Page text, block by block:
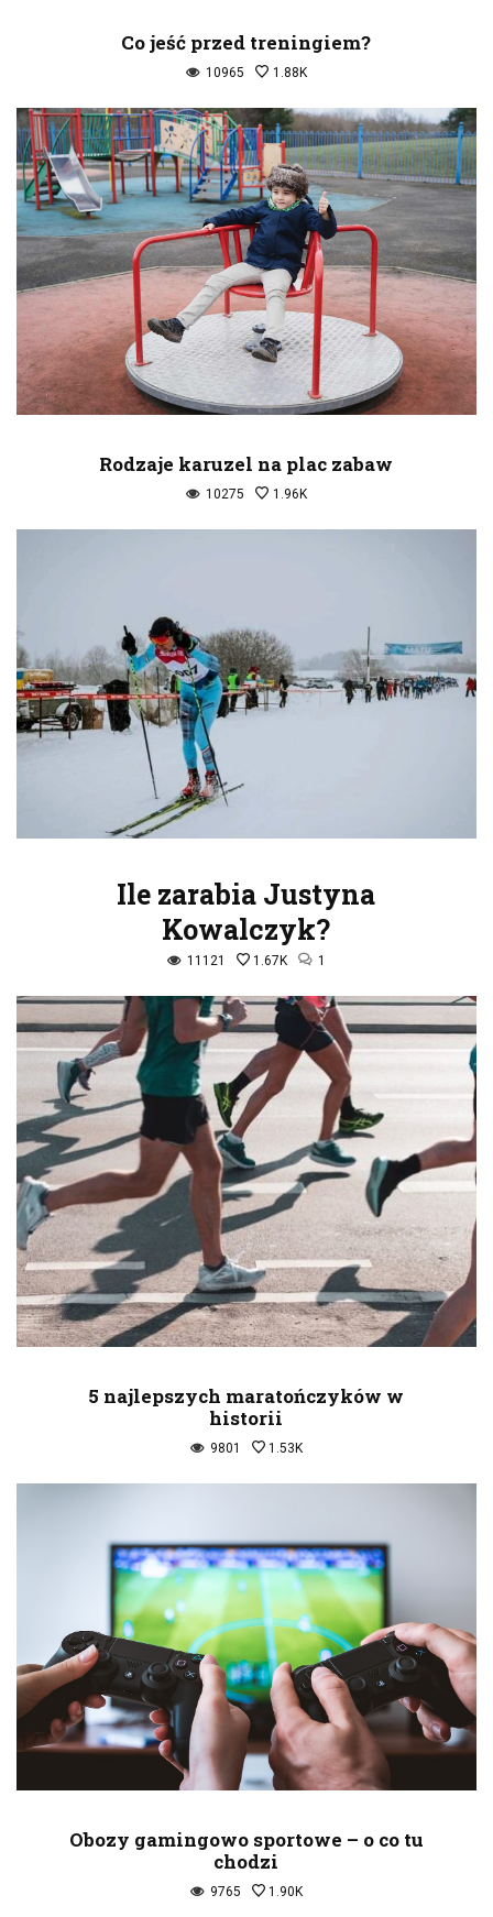
Co jeść przed treningiem?
10965 1.88K
Rodzaje karuzel na plac zabaw
10275 1.96K
Ile zarabia Justyna
Kowalczyk?
11121 1.67K 1
5 najlepszych maratończyków w
historii
9801 1.53K
Obozy gamingowo sportowe – o co tu
chodzi
9765 1.90K